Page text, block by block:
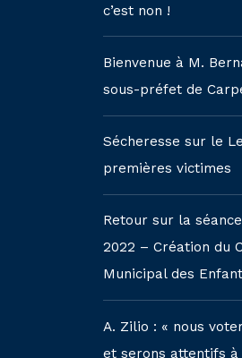
c’est non !
Bienvenue à M.
sous-préfet de
Sécheresse sur le
premières victimes
Retour sur la
2022 – Création du
Municipal des
A. Zilio : « nous
et serons attentifs à